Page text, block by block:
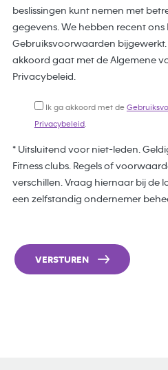
beslissingen kunt nemen met
gegevens. We hebben recent
Gebruiksvoorwaarden
akkoord gaat met de Algemene
Privacybeleid.
Ik ga akkoord met de
Privacybeleid.
* Uitsluitend voor niet-leden.
Fitness clubs. Regels of
verschillen. Vraag hiernaar bij de
een zelfstandig ondernemer
VERSTUREN